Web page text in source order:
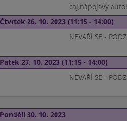
čaj,nápojový
Čtvrtek 26. 10. 2023 (11:15 - 14:00)
NEVAŘÍ SE -
Pátek 27. 10. 2023 (11:15 - 14:00)
NEVAŘÍ SE -
Pondělí 30. 10. 2023